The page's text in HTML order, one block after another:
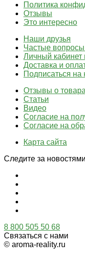
Политика
Отзывы
Это интересно
Наши друзья
Частые
Личный кабинет
Доставка и
Подписаться на
Отзывы о
Статьи
Видео
Согласие на
Согласие на
Карта сайта
Следите за
8 800 505 50 68
Связаться с нами
© aroma-reality.ru